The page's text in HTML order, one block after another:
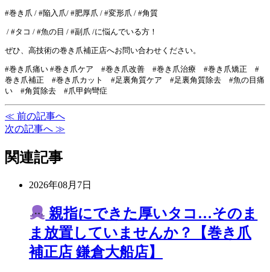
#巻き爪 / #陥入爪/ #肥厚爪 / #変形爪 / #角質
/ #タコ / #魚の目 / #副爪 /に悩んでいる方！
ぜひ、高技術の巻き爪補正店へお問い合わせください。
#巻き爪痛い #巻き爪ケア #巻き爪改善 #巻き爪治療 #巻き爪矯正 #
巻き爪補正 #巻き爪カット #足裏角質ケア #足裏角質除去 #魚の目痛
い #角質除去 #爪甲鉤彎症
≪ 前の記事へ
次の記事へ ≫
関連記事
2026年08月7日
親指にできた厚いタコ…そのま
ま放置していませんか？【巻き爪
補正店 鎌倉大船店】